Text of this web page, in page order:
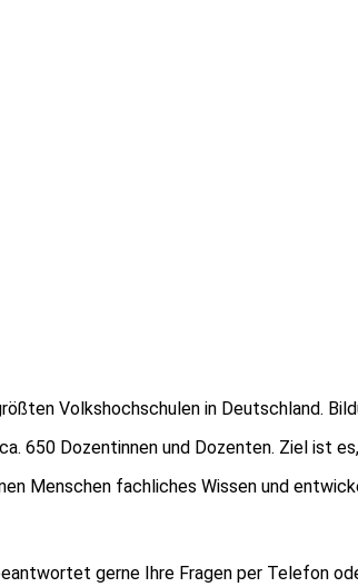
Volkshochschulen in Deutschland.
650 Dozentinnen und Dozenten. Ziel ist
Menschen fachliches Wissen und
gerne Ihre Fragen per Telefon